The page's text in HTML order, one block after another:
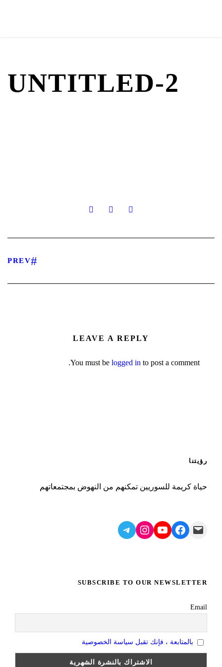
UNTITLED-2
PREV
LEAVE A REPLY
You must be logged in to post a comment.
رؤيتنا
حياة كريمة للسوريين تمكنهم من النهوض بمجتمعاتهم
Mail
Facebook
YouTube
Instagram
Telegram
SUBSCRIBE TO OUR NEWSLETTER
Email
بالمتابعة ، فإنك تقبل سياسة الخصوصية